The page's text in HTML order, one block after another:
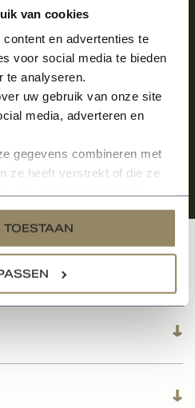
van cookies
en advertenties te
voor social media te bieden
te analyseren.
uw gebruik van onze site
media, adverteren en
gegevens combineren met
ze heeft verstrekt of die ze
bouwstijl!